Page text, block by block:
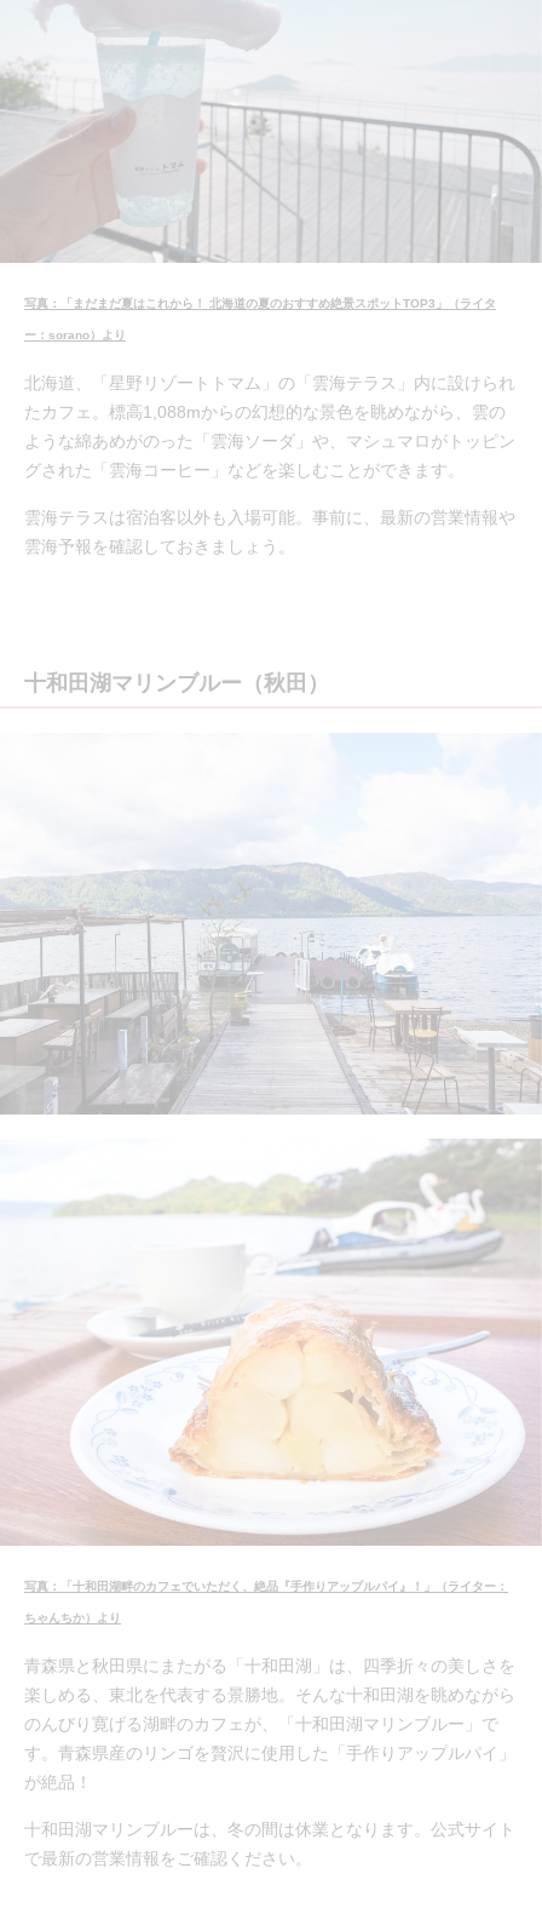
写真：「まだまだ夏はこれから！ 北海道の夏のおすすめ絶景スポットTOP3」（ライタ
ー：sorano）より
北海道、「星野リゾートトマム」の「雲海テラス」内に設けられ
たカフェ。標高1,088mからの幻想的な景色を眺めながら、雲の
ような綿あめがのった「雲海ソーダ」や、マシュマロがトッピン
グされた「雲海コーヒー」などを楽しむことができます。
雲海テラスは宿泊客以外も入場可能。事前に、最新の営業情報や
雲海予報を確認しておきましょう。
十和田湖マリンブルー（秋田）
写真：「十和田湖畔のカフェでいただく、絶品『手作りアップルパイ』！」（ライター：
ちゃんちか）より
青森県と秋田県にまたがる「十和田湖」は、四季折々の美しさを
楽しめる、東北を代表する景勝地。そんな十和田湖を眺めながら
のんびり寛げる湖畔のカフェが、「十和田湖マリンブルー」で
す。青森県産のリンゴを贅沢に使用した「手作りアップルパイ」
が絶品！
十和田湖マリンブルーは、冬の間は休業となります。公式サイト
で最新の営業情報をご確認ください。